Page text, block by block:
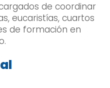
de coordinar
eucaristías, cuartos
de formación en